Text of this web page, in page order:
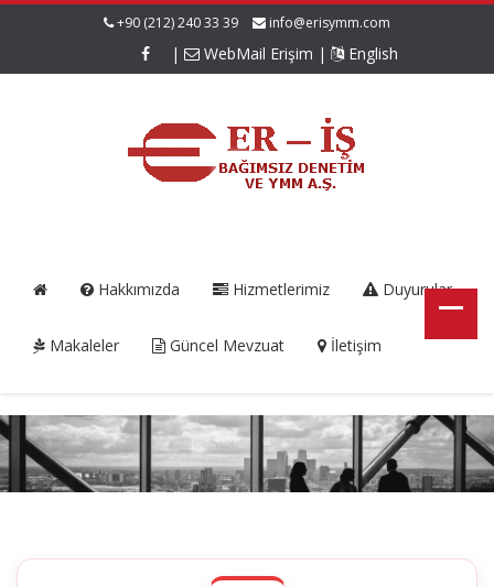
+90 (212) 240 33 39 info@erisymm.com
| WebMail Erişim | English
Hakkımızda Hizmetlerimiz Duyurular
Makaleler Güncel Mevzuat İletişim